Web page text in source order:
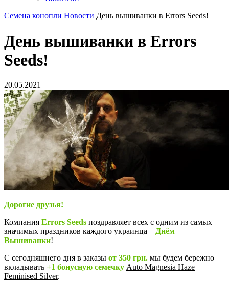
Семена конопли Новости День вышиванки в Errors Seeds!
День вышиванки в Errors
Seeds!
20.05.2021
Дорогие друзья!
Компания Errors Seeds поздравляет всех с одним из самых
значимых праздников каждого украинца – Днём
Вышиванки!
С сегодняшнего дня в заказы от 350 грн. мы будем бережно
вкладывать +1 бонусную семечку Auto Magnesia Haze
Feminised Silver.